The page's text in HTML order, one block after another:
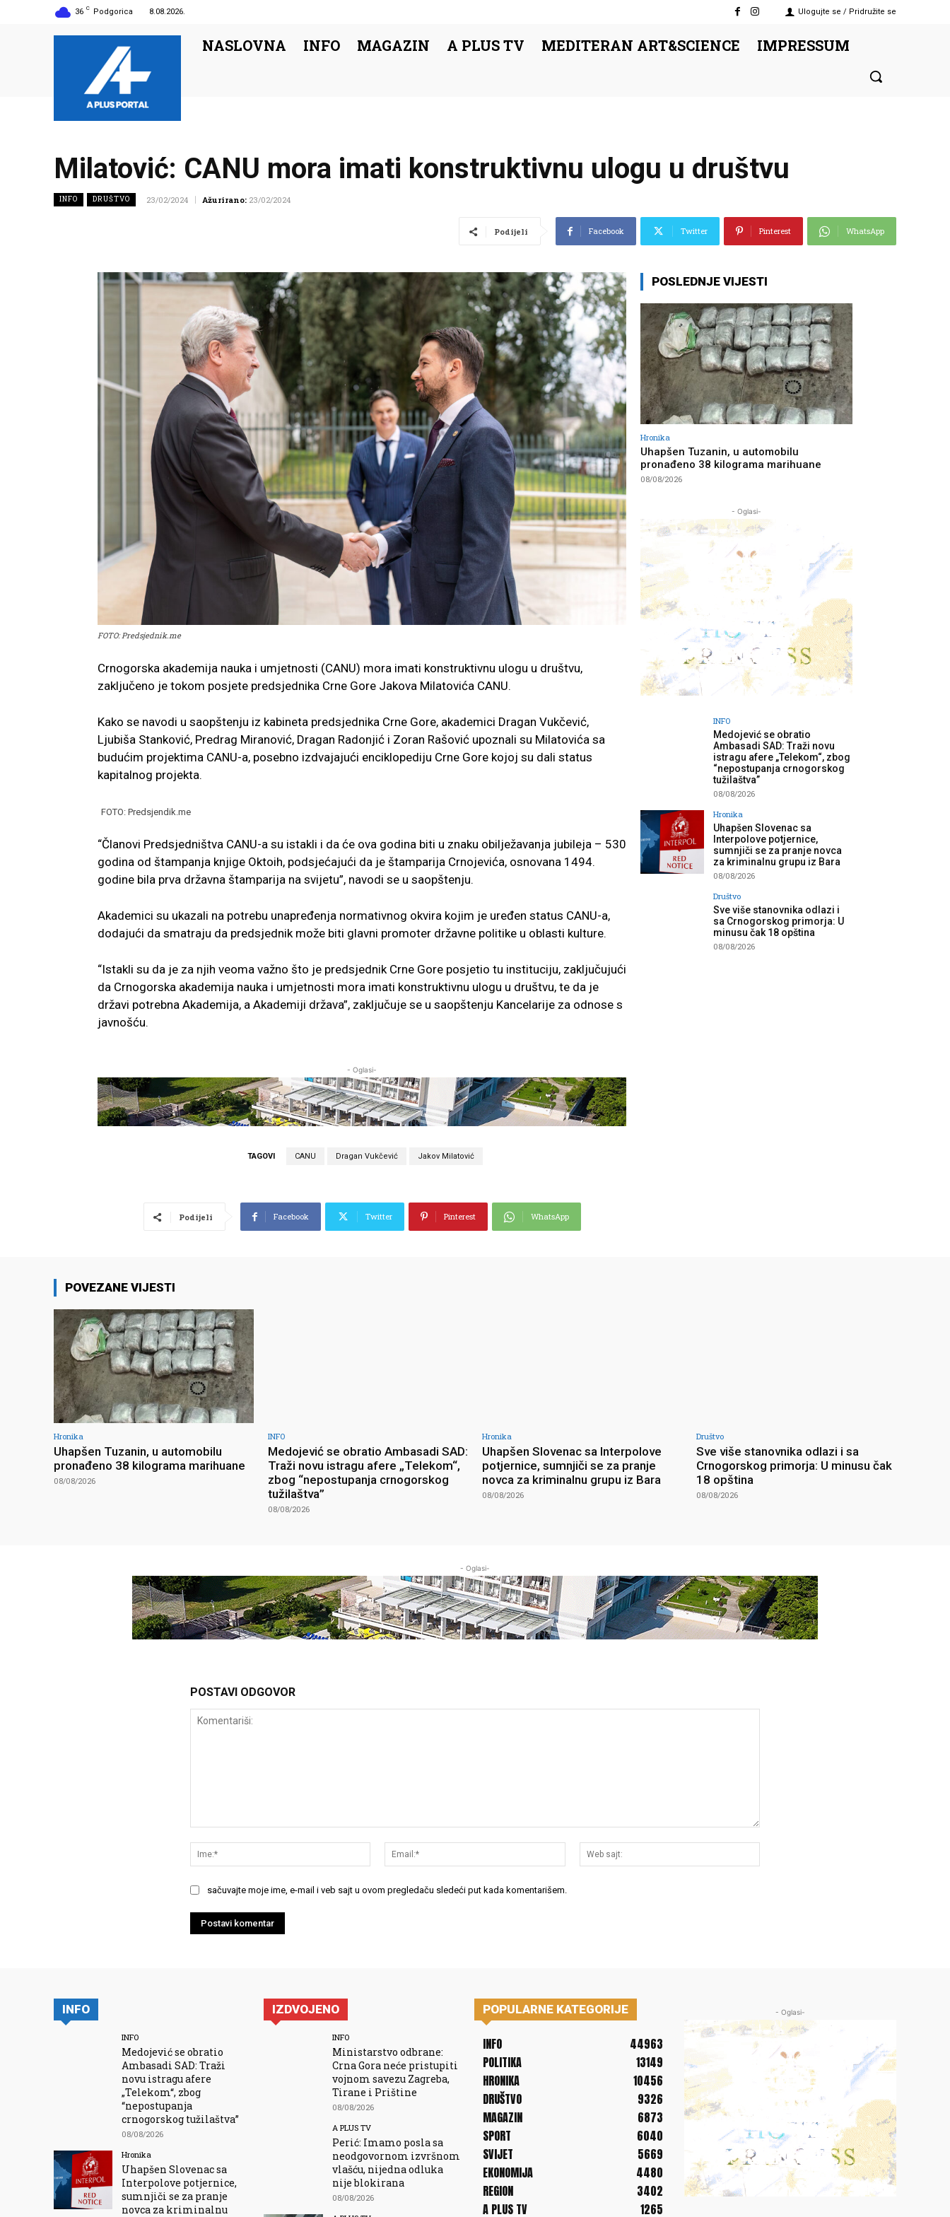
36 C Podgorica 8.08.2026. Ulogujte se / Pridružite se
NASLOVNA INFO MAGAZIN A PLUS TV MEDITERAN ART&SCIENCE IMPRESSUM
Milatović: CANU mora imati konstruktivnu ulogu u društvu
INFO DRUŠTVO 23/02/2024 Ažurirano: 23/02/2024
Podijeli Facebook Twitter Pinterest WhatsApp
FOTO: Predsjednik.me
Crnogorska akademija nauka i umjetnosti (CANU) mora imati konstruktivnu ulogu u društvu,
zaključeno je tokom posjete predsjednika Crne Gore Jakova Milatovića CANU.
Kako se navodi u saopštenju iz kabineta predsjednika Crne Gore, akademici Dragan Vukčević,
Ljubiša Stanković, Predrag Miranović, Dragan Radonjić i Zoran Rašović upoznali su Milatovića sa
budućim projektima CANU-a, posebno izdvajajući enciklopediju Crne Gore kojoj su dali status
kapitalnog projekta.
FOTO: Predsjendik.me
“Članovi Predsjedništva CANU-a su istakli i da će ova godina biti u znaku obilježavanja jubileja – 530
godina od štampanja knjige Oktoih, podsjećajući da je štamparija Crnojevića, osnovana 1494.
godine bila prva državna štamparija na svijetu”, navodi se u saopštenju.
Akademici su ukazali na potrebu unapređenja normativnog okvira kojim je uređen status CANU-a,
dodajući da smatraju da predsjednik može biti glavni promoter državne politike u oblasti kulture.
“Istakli su da je za njih veoma važno što je predsjednik Crne Gore posjetio tu instituciju, zaključujući
da Crnogorska akademija nauka i umjetnosti mora imati konstruktivnu ulogu u društvu, te da je
državi potrebna Akademija, a Akademiji država”, zaključuje se u saopštenju Kancelarije za odnose s
javnošću.
- Oglasi-
TAGOVI CANU Dragan Vukčević Jakov Milatović
Podijeli Facebook Twitter Pinterest WhatsApp
POSLEDNJE VIJESTI
Hronika
Uhapšen Tuzanin, u automobilu
pronađeno 38 kilograma marihuane
08/08/2026
- Oglasi-
INFO
Medojević se obratio
Ambasadi SAD: Traži novu
istragu afere „Telekom“, zbog
“nepostupanja crnogorskog
tužilaštva”
08/08/2026
Hronika
Uhapšen Slovenac sa
Interpolove potjernice,
sumnjiči se za pranje novca
za kriminalnu grupu iz Bara
08/08/2026
Društvo
Sve više stanovnika odlazi i
sa Crnogorskog primorja: U
minusu čak 18 opština
08/08/2026
POVEZANE VIJESTI
Hronika
Uhapšen Tuzanin, u automobilu
pronađeno 38 kilograma marihuane
08/08/2026
INFO
Medojević se obratio Ambasadi SAD:
Traži novu istragu afere „Telekom“,
zbog “nepostupanja crnogorskog
tužilaštva”
08/08/2026
Hronika
Uhapšen Slovenac sa Interpolove
potjernice, sumnjiči se za pranje
novca za kriminalnu grupu iz Bara
08/08/2026
Društvo
Sve više stanovnika odlazi i sa
Crnogorskog primorja: U minusu čak
18 opština
08/08/2026
- Oglasi-
POSTAVI ODGOVOR
Ime:*
Email:*
sajt:
sačuvajte moje ime, e-mail i veb sajt u ovom pregledaču sledeći put kada komentarišem.
INFO
INFO
Medojević se obratio
Ambasadi SAD: Traži
novu istragu afere
„Telekom“, zbog
“nepostupanja
crnogorskog tužilaštva”
08/08/2026
Hronika
Uhapšen Slovenac sa
Interpolove potjernice,
sumnjiči se za pranje
novca za kriminalnu
IZDVOJENO
INFO
Ministarstvo odbrane:
Crna Gora neće pristupiti
vojnom savezu Zagreba,
Tirane i Prištine
08/08/2026
A PLUS TV
Perić: Imamo posla sa
neodgovornom izvršnom
vlašću, nijedna odluka
nije blokirana
08/08/2026
POPULARNE KATEGORIJE
INFO
44963
POLITIKA
13149
HRONIKA
10456
DRUŠTVO
9326
MAGAZIN
6873
SPORT
6040
SVIJET
5669
EKONOMIJA
4480
REGION
3402
A PLUS TV
1265
- Oglasi-